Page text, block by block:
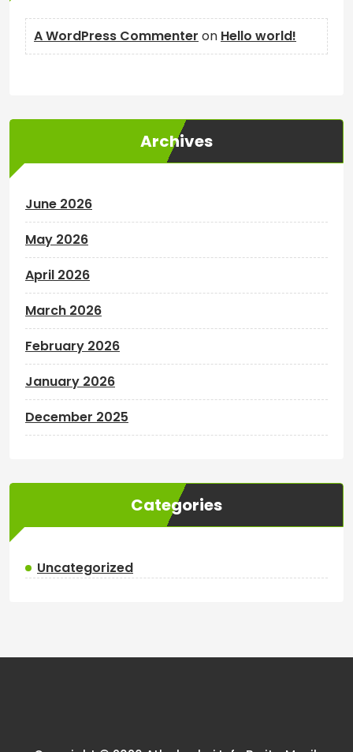
A WordPress Commenter on Hello world!
Archives
June 2026
May 2026
April 2026
March 2026
February 2026
January 2026
December 2025
Categories
Uncategorized